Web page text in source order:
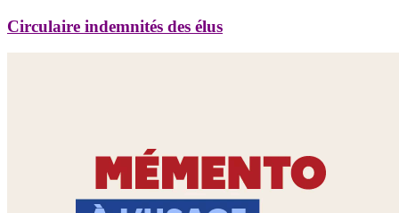
Circulaire indemnités des élus